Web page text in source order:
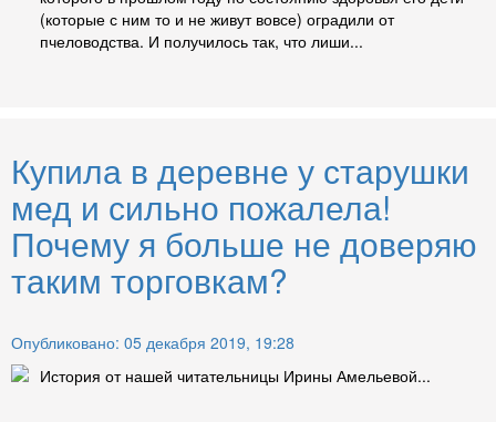
(которые с ним то и не живут вовсе) оградили от
пчеловодства. И получилось так, что лиши...
Купила в деревне у старушки
мед и сильно пожалела!
Почему я больше не доверяю
таким торговкам?
Опубликовано: 05 декабря 2019, 19:28
История от нашей читательницы Ирины Амельевой...